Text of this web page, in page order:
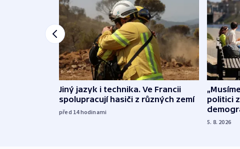
Jiný jazyk i technika. Ve Francii
spolupracují hasiči z různých zemí
před 14hodinami
politici
5. 8. 2026